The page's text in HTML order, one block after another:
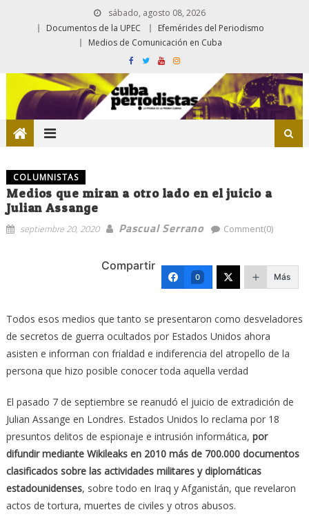
sábado, agosto 08, 2026
Documentos de la UPEC
Efemérides del Periodismo
Medios de Comunicación en Cuba
COLUMNISTAS
Medios que miran a otro lado en el juicio a
Julian Assange
septiembre 20, 2020 Pascual Serrano Comment(0)
Compartir
0 Más
Todos esos medios que tanto se presentaron como desveladores
de secretos de guerra ocultados por Estados Unidos ahora
asisten e informan con frialdad e indiferencia del atropello de la
persona que hizo posible conocer toda aquella verdad
El pasado 7 de septiembre se reanudó el juicio de extradición de
Julian Assange en Londres. Estados Unidos lo reclama por 18
presuntos delitos de espionaje e intrusión informática, por
difundir mediante Wikileaks en 2010 más de 700.000 documentos
clasificados sobre las actividades militares y diplomáticas
estadounidenses, sobre todo en Iraq y Afganistán, que revelaron
actos de tortura, muertes de civiles y otros abusos.